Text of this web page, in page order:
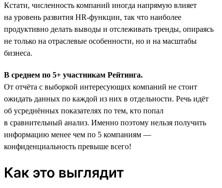
Кстати, численность компаний иногда напрямую влияет
на уровень развития HR-функции, так что наиболее
продуктивно делать выводы и отслеживать тренды, опираясь
не только на отраслевые особенности, но и на масштабы
бизнеса.
В среднем по 5+ участникам Рейтинга.
От отчёта с выборкой интересующих компаний не стоит
ожидать данных по каждой из них в отдельности. Речь идёт
об усреднённых показателях по тем, кто попал
в сравнительный анализ. Именно поэтому нельзя получить
информацию менее чем по 5 компаниям —
конфиденциальность превыше всего!
Как это выглядит